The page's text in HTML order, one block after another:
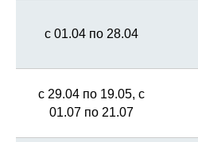
с 01.04 по 28.04
с 29.04 по 19.05, с
01.07 по 21.07